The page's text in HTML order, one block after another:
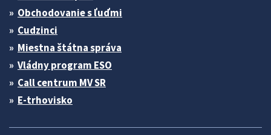
Obchodovanie s ľuďmi
Cudzinci
Miestna štátna správa
Vládny program ESO
Call centrum MV SR
E-trhovisko